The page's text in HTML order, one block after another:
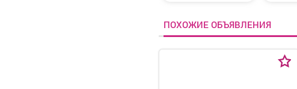
ПОХОЖИЕ ОБЪЯВЛЕНИЯ